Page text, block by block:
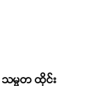
သမ္မတ ထိုင်း